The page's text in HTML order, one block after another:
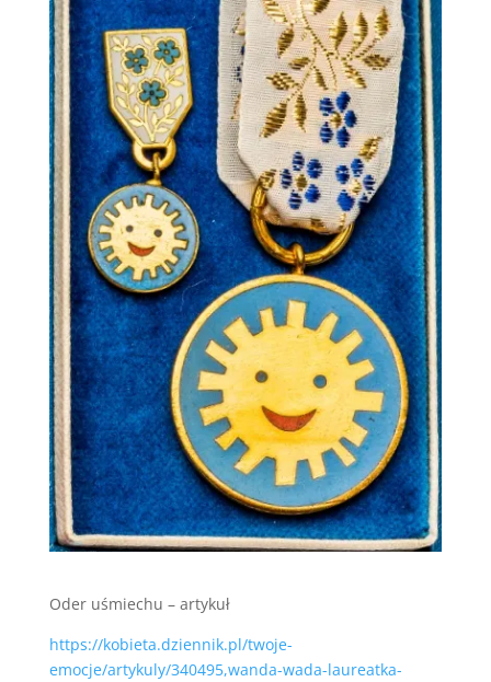
Oder uśmiechu – artykuł
https://kobieta.dziennik.pl/twoje-
emocje/artykuly/340495,wanda-wada-laureatka-